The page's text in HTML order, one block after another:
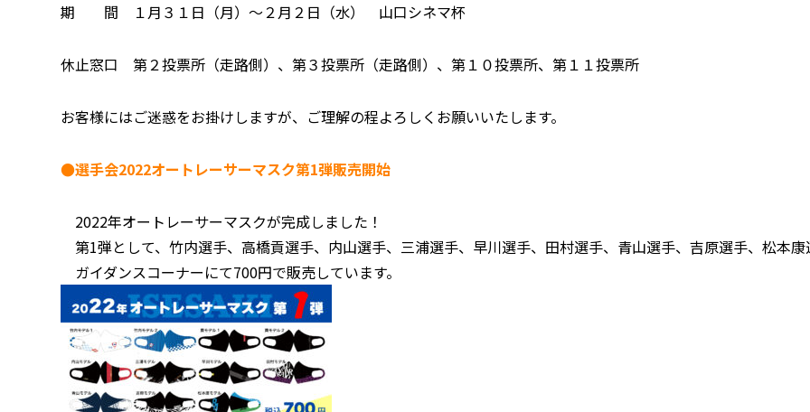
期 間 １月３１日（月）～２月２日（水） 山口シネマ杯
休止窓口 第２投票所（走路側）、第３投票所（走路側）、第１０投票所、第１１投票所
お客様にはご迷惑をお掛けしますが、ご理解の程よろしくお願いいたします。
●選手会2022オートレーサーマスク第1弾販売開始
2022年オートレーサーマスクが完成しました！
第1弾として、竹内選手、高橋貢選手、内山選手、三浦選手、早川選手、田村選手、青山選手、吉原選手、松本康
ガイダンスコーナーにて700円で販売しています。